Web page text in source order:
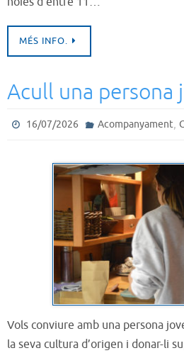
MÉS INFO.
Acull una persona
16/07/2026 Acompanyament,
Vols conviure amb una persona
la seva cultura d’origen i donar-li